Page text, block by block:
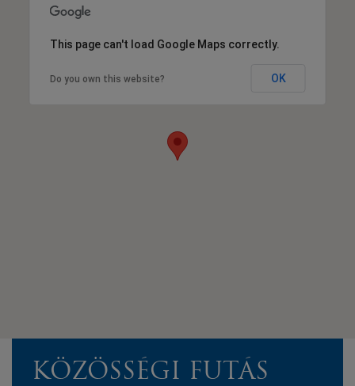
This page can't load Google Maps correctly.
Do you own this website? OK
KÖZÖSSÉGI FUTÁS